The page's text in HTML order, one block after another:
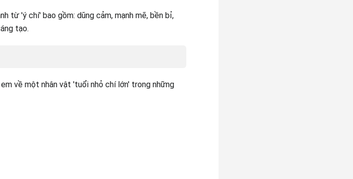
từ 'ý chí' bao gồm: dũng cảm, mạnh mẽ, bền bỉ,
tạo.
về một nhân vật 'tuổi nhỏ chí lớn' trong những